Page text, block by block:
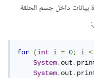
داخل جسم الحلقة
for (int i = 0; i <
System.out.
System.out.